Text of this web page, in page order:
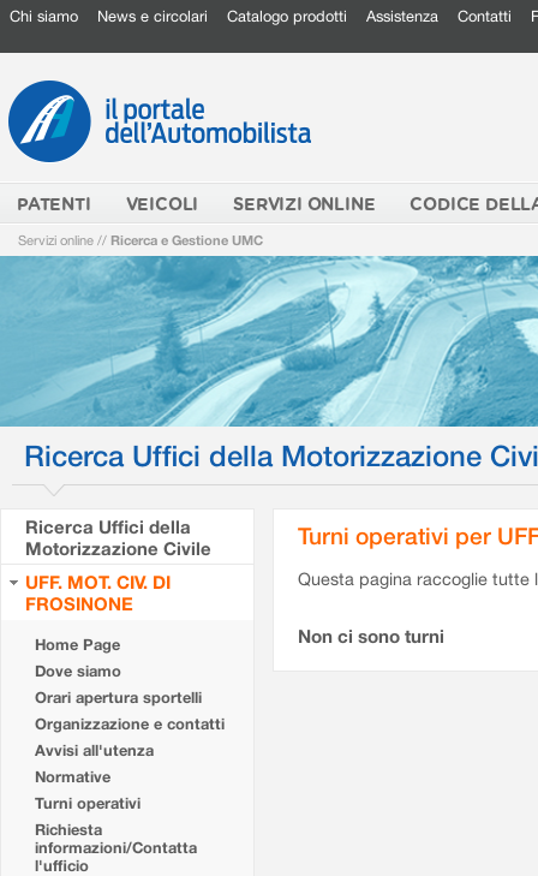
Chi siamo News e circolari Catalogo prodotti Assistenza Contatti
PATENTI VEICOLI SERVIZI ONLINE CODICE
Servizi online // Ricerca e Gestione UMC
Ricerca Uffici della Motorizzazione
Ricerca Uffici della
Motorizzazione Civile
UFF. MOT. CIV. DI
FROSINONE
Home Page
Dove siamo
Orari apertura sportelli
Organizzazione e contatti
Avvisi all'utenza
Normative
Turni operativi
Richiesta
informazioni/Contatta
l'ufficio
Turni operativi per
Questa pagina raccoglie tutte
Non ci sono turni